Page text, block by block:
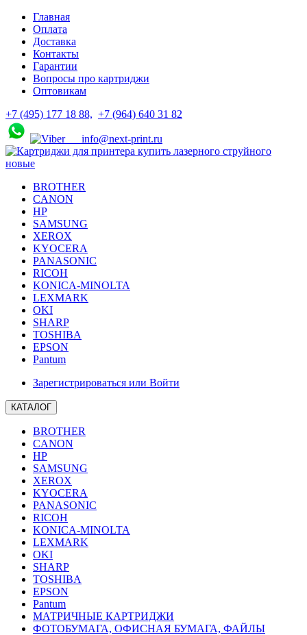
Skip
navigation
Skip
content
Главная
Оплата
Доставка
Контакты
Гарантии
Вопросы про картриджи
Оптовикам
+7 (495) 177 18 88, +7 (964) 640 31 82
info@next-print.ru
BROTHER
CANON
HP
SAMSUNG
XEROX
KYOCERA
PANASONIC
RICOH
KONICA-MINOLTA
LEXMARK
OKI
SHARP
TOSHIBA
EPSON
Pantum
Зарегистрироваться или Войти
КАТАЛОГ
BROTHER
CANON
HP
SAMSUNG
XEROX
KYOCERA
PANASONIC
RICOH
KONICA-MINOLTA
LEXMARK
OKI
SHARP
TOSHIBA
EPSON
Pantum
МАТРИЧНЫЕ КАРТРИДЖИ
ФОТОБУМАГА, ОФИСНАЯ БУМАГА, ФАЙЛЫ